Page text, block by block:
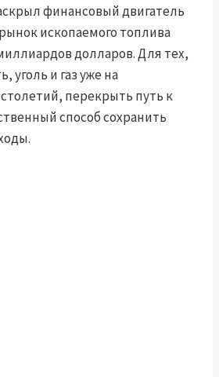
финансовый двигатель
ископаемого топлива
долларов. Для тех,
уголь и газ уже на
перекрыть путь к
способ сохранить